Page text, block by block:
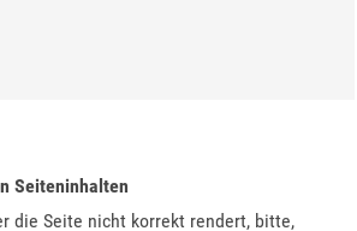
Seiteninhalten
die Seite nicht korrekt rendert, bitte,